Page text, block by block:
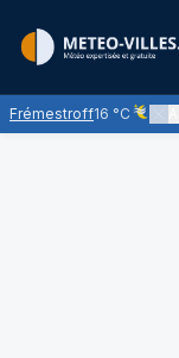
Frémestroff16 °C
Ciel